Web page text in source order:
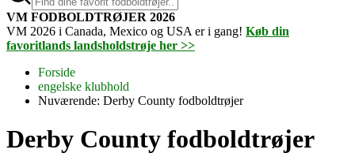
VM FODBOLDTRØJER 2026
VM 2026 i Canada, Mexico og USA er i gang! Køb din
favoritlands landsholdstrøje her >>
Forside
engelske klubhold
Nuværende: Derby County fodboldtrøjer
Derby County fodboldtrøjer